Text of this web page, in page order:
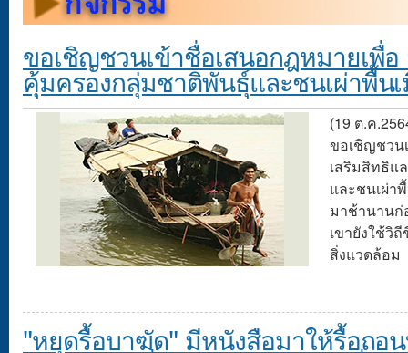
ขอเชิญชวนเข้าชื่อเสนอกฎหมายเพื่อ
คุ้มครองกลุ่มชาติพันธุ์และชนเผ่าพื้นเ
(19 ต.ค
ขอเชิญชวน
เสริมสิทธิแ
และชนเผ่า
มาช้านานก่
เขายังใช้วิ
สิ่งแวดล้อม
"หยุดรื้อบาฆัด" มีหนังสือมาให้รื้อถอ